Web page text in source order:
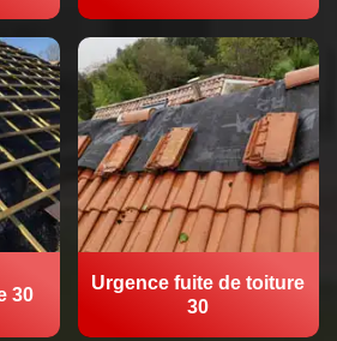
30
Urgence fuite de toiture
30